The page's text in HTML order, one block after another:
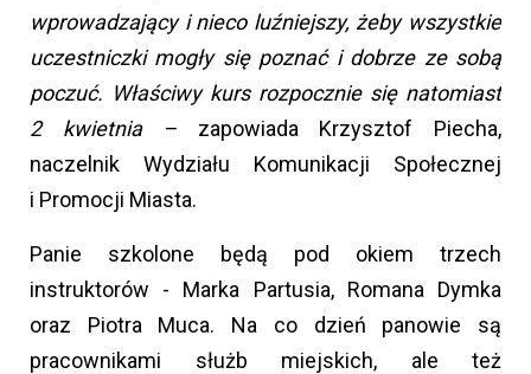
wprowadzający i nieco luźniejszy, żeby wszystkie
uczestniczki mogły się poznać i dobrze ze sobą
poczuć. Właściwy kurs rozpocznie się natomiast
2 kwietnia – zapowiada Krzysztof Piecha,
naczelnik Wydziału Komunikacji Społecznej
i Promocji Miasta.
Panie szkolone będą pod okiem trzech
instruktorów - Marka Partusia, Romana Dymka
oraz Piotra Muca. Na co dzień panowie są
pracownikami służb miejskich, ale też